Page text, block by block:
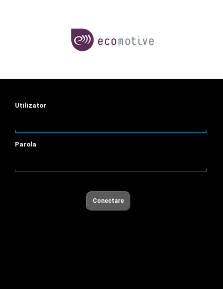
Utilizator
Parola
Conectare